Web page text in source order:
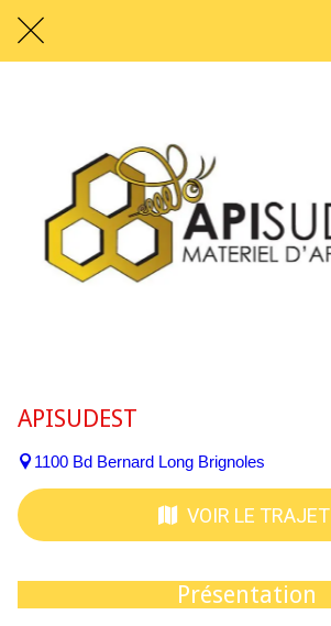
APISUDEST
1100 Bd Bernard Long Brignoles
VOIR LE TRAJET
Présentation